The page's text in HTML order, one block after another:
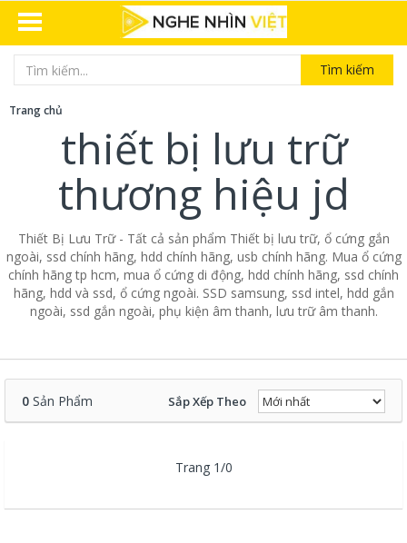
Tìm kiếm
Trang chủ
thiết bị lưu trữ
thương hiệu jd
Thiết Bị Lưu Trữ - Tất cả sản phẩm Thiết bị lưu trữ, ổ cứng gắn
ngoài, ssd chính hãng, hdd chính hãng, usb chính hãng. Mua ổ cứng
chính hãng tp hcm, mua ổ cứng di động, hdd chính hãng, ssd chính
hãng, hdd và ssd, ổ cứng ngoài. SSD samsung, ssd intel, hdd gắn
ngoài, ssd gắn ngoài, phụ kiện âm thanh, lưu trữ âm thanh.
0 Sản Phẩm Sắp Xếp Theo
Trang 1/0